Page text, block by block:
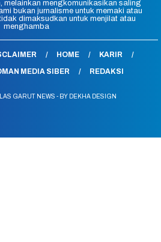
melainkan mengkomunikasikan saling
bukan jurnalisme untuk memaki atau
dimaksudkan untuk menjilat atau
menghamba
HOME
KARIR
MEDIA SIBER REDAKSI
GARUT NEWS - BY DEKHA DESIGN